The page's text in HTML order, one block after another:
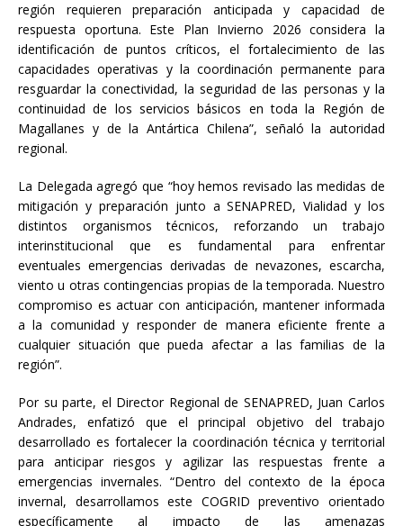
región requieren preparación anticipada y capacidad de
respuesta oportuna. Este Plan Invierno 2026 considera la
identificación de puntos críticos, el fortalecimiento de las
capacidades operativas y la coordinación permanente para
resguardar la conectividad, la seguridad de las personas y la
continuidad de los servicios básicos en toda la Región de
Magallanes y de la Antártica Chilena”, señaló la autoridad
regional.
La Delegada agregó que “hoy hemos revisado las medidas de
mitigación y preparación junto a SENAPRED, Vialidad y los
distintos organismos técnicos, reforzando un trabajo
interinstitucional que es fundamental para enfrentar
eventuales emergencias derivadas de nevazones, escarcha,
viento u otras contingencias propias de la temporada. Nuestro
compromiso es actuar con anticipación, mantener informada
a la comunidad y responder de manera eficiente frente a
cualquier situación que pueda afectar a las familias de la
región”.
Por su parte, el Director Regional de SENAPRED, Juan Carlos
Andrades, enfatizó que el principal objetivo del trabajo
desarrollado es fortalecer la coordinación técnica y territorial
para anticipar riesgos y agilizar las respuestas frente a
emergencias invernales. “Dentro del contexto de la época
invernal, desarrollamos este COGRID preventivo orientado
específicamente al impacto de las amenazas